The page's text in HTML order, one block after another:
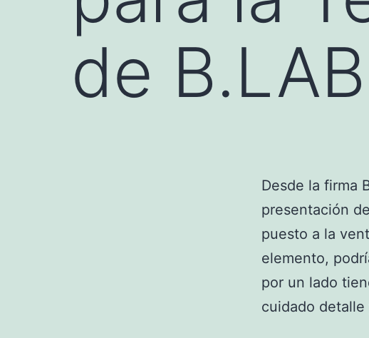
de
Desde la firma
presentación
puesto a la
elemento,
por un lado
cuidado